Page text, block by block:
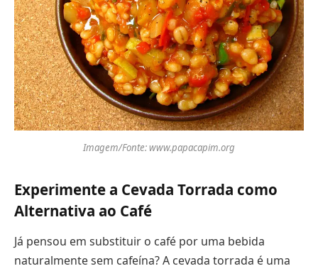
Imagem/Fonte: www.papacapim.org
Experimente a Cevada Torrada como
Alternativa ao Café
Já pensou em substituir o café por uma bebida
naturalmente sem cafeína? A cevada torrada é uma